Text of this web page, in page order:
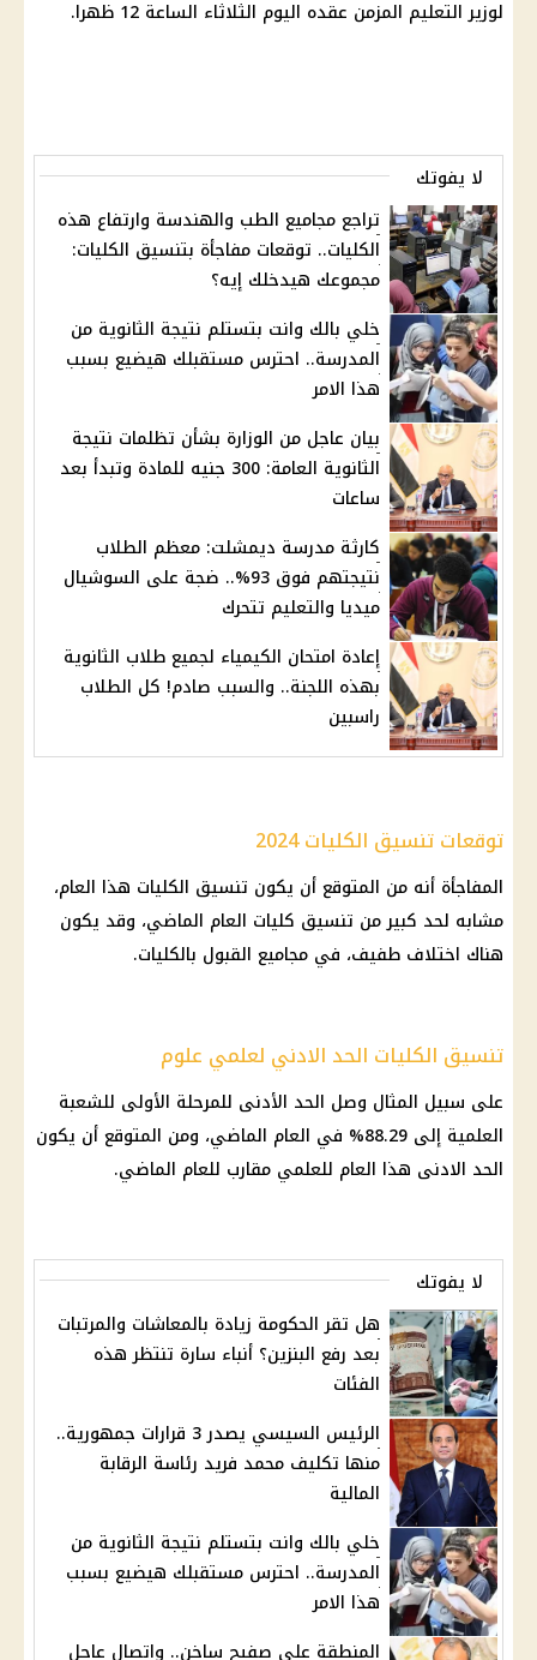
لوزيرالتعليم المزمن عقده اليوم الثلاثاء الساعة 12 ظهرا.
لا يفوتك
تراجع مجاميع الطب والهندسة وارتفاع هذه
الكليات.. توقعات مفاجأة بتنسيق الكليات:
مجموعك هيدخلك إيه؟
خلي بالك وانت بتستلم نتيجة الثانوية من
المدرسة.. احترس مستقبلك هيضيع بسبب
هذا الامر
بيان عاجل من الوزارة بشأن تظلمات نتيجة
الثانوية العامة: 300 جنيه للمادة وتبدأ بعد
ساعات
كارثة مدرسة ديمشلت: معظم الطلاب
نتيجتهم فوق 93%.. ضجة على السوشيال
ميديا والتعليم تتحرك
إعادة امتحان الكيمياء لجميع طلاب الثانوية
بهذه اللجنة.. والسبب صادم! كل الطلاب
راسبين
توقعات تنسيق الكليات 2024
المفاجأة أنه من المتوقع أن يكون تنسيق الكليات هذا العام،
مشابه لحد كبير من تنسيق كليات العام الماضي، وقد يكون
هناك اختلاف طفيف، في مجاميع القبول بالكليات.
تنسيق الكليات الحد الادني لعلمي علوم
على سبيل المثال وصل الحد الأدنى للمرحلة الأولى للشعبة
العلمية إلى 88.29% في العام الماضي، ومن المتوقع أن يكون
الحد الادنى هذا العام للعلمي مقارب للعام الماضي.
لا يفوتك
هل تقر الحكومة زيادة بالمعاشات والمرتبات
بعد رفع البنزين؟ أنباء سارة تنتظر هذه
الفئات
الرئيس السيسي يصدر 3 قرارات جمهورية..
منها تكليف محمد فريد رئاسة الرقابة
المالية
خلي بالك وانت بتستلم نتيجة الثانوية من
المدرسة.. احترس مستقبلك هيضيع بسبب
هذا الامر
المنطقة على صفيح ساخن.. واتصال عاجل